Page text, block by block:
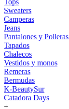
Tops
Sweaters
Camperas
Jeans
Pantalones y Polleras
Tapados
Chalecos
Vestidos y monos
Remeras
Bermudas
K-BeautySur
Catadora Days
+